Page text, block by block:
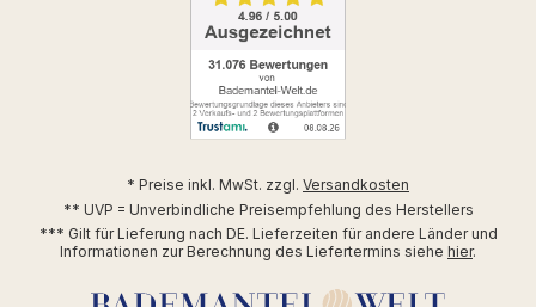
* Preise inkl. MwSt. zzgl. Versandkosten
** UVP = Unverbindliche Preisempfehlung des Herstellers
*** Gilt für Lieferung nach DE. Lieferzeiten für andere Länder und
Informationen zur Berechnung des Liefertermins siehe hier.